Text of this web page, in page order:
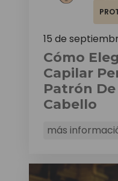
15 de
Cómo
Capilar
Patrón
Cabello
más